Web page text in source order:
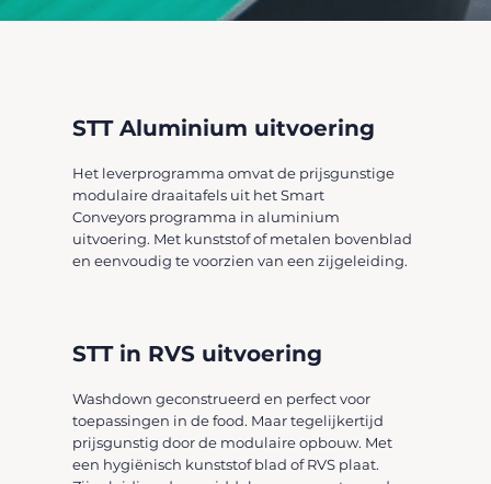
STT Aluminium uitvoering
Het leverprogramma omvat de prijsgunstige
modulaire draaitafels uit het Smart
Conveyors programma in aluminium
uitvoering. Met kunststof of metalen bovenblad
en eenvoudig te voorzien van een zijgeleiding.
STT in RVS uitvoering
Washdown geconstrueerd en perfect voor
toepassingen in de food. Maar tegelijkertijd
prijsgunstig door de modulaire opbouw. Met
een hygiënisch kunststof blad of RVS plaat.